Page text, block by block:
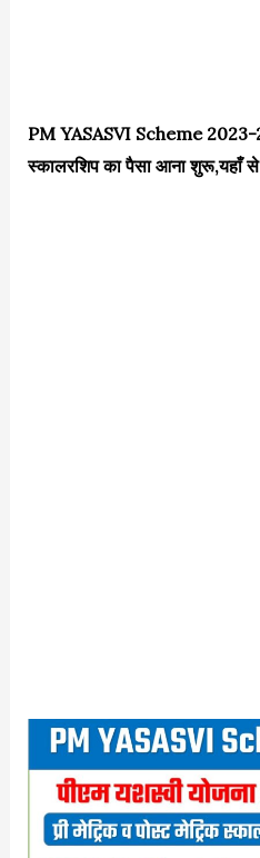
PM YASASVI Scheme 2023-
स्कालरशिप का पैसा आना शुरू,यहाँ